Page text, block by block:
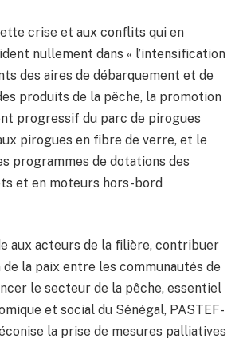
crise et aux conflits qui en
nullement dans « l’intensification
des aires de débarquement et de
produits de la pêche, la promotion
progressif du parc de pirogues
pirogues en fibre de verre, et le
programmes de dotations des
et en moteurs hors-bord
aux acteurs de la filière, contribuer
la paix entre les communautés de
le secteur de la pêche, essentiel
et social du Sénégal, PASTEF-
la prise de mesures palliatives